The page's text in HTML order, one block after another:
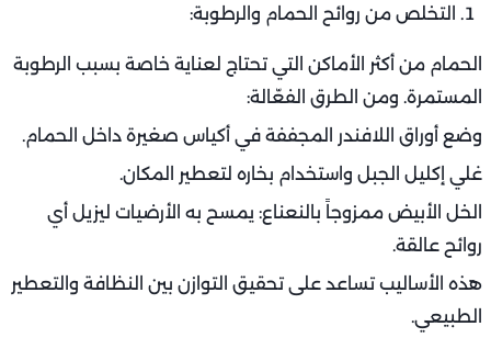
التخلص من روائح الحمام والرطوبة:
الحمام من أكثر الأماكن التي تحتاج لعناية خاصة بسبب الرطوبة
المستمرة. ومن الطرق الفعّالة:
وضع أوراق اللافندر المجففة في أكياس صغيرة داخل الحمام.
غلي إكليل الجبل واستخدام بخاره لتعطير المكان.
الخل الأبيض ممزوجاً بالنعناع: يمسح به الأرضيات ليزيل أي
روائح عالقة.
هذه الأساليب تساعد على تحقيق التوازن بين النظافة والتعطير
الطبيعي.